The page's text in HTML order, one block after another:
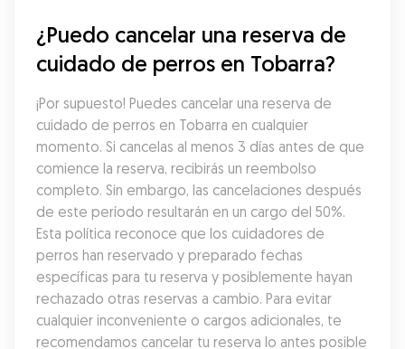
¿Puedo cancelar una reserva de
cuidado de perros en Tobarra?
¡Por supuesto! Puedes cancelar una reserva de
cuidado de perros en Tobarra en cualquier
momento. Si cancelas al menos 3 días antes de que
comience la reserva, recibirás un reembolso
completo. Sin embargo, las cancelaciones después
de este período resultarán en un cargo del 50%.
Esta política reconoce que los cuidadores de
perros han reservado y preparado fechas
específicas para tu reserva y posiblemente hayan
rechazado otras reservas a cambio. Para evitar
cualquier inconveniente o cargos adicionales, te
recomendamos cancelar tu reserva lo antes posible